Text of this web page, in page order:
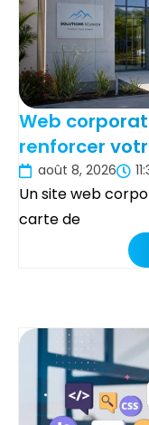
Web
renforcer
août 8, 2026
Un site web
carte de